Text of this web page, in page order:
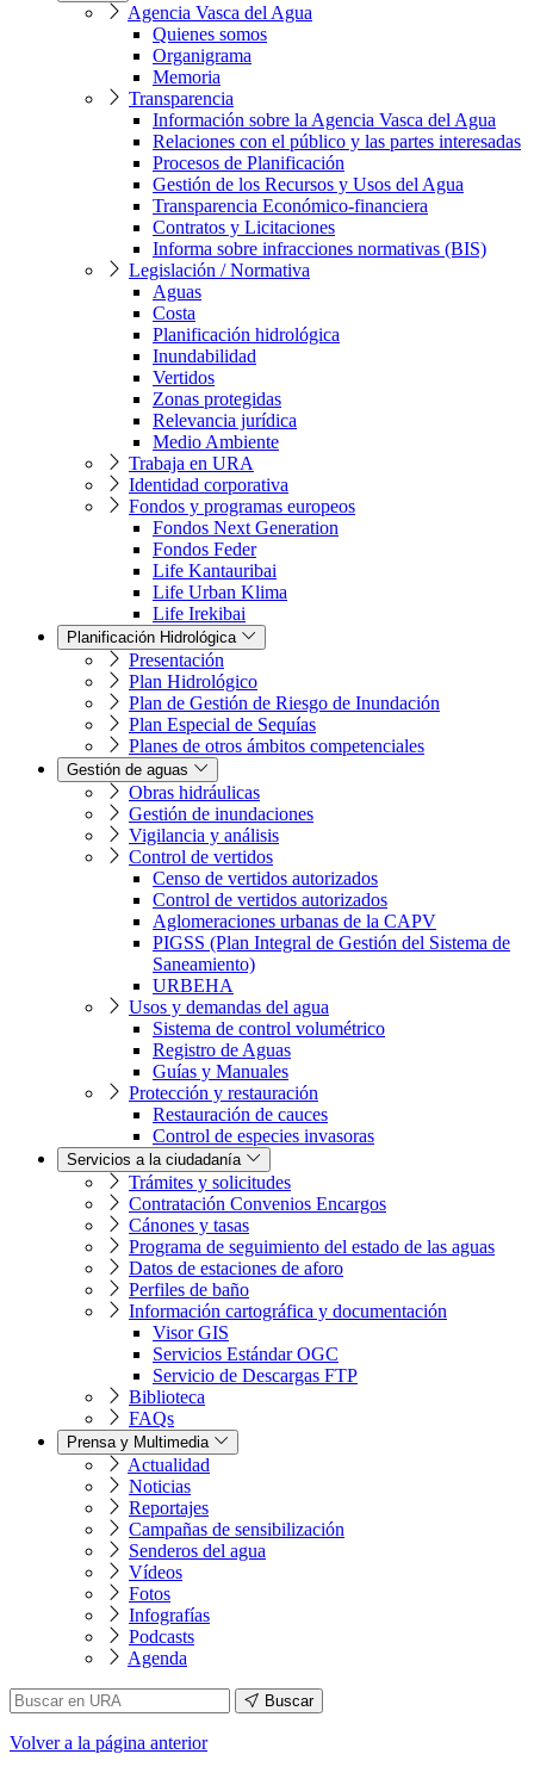
Agencia Vasca del Agua
Quienes somos
Organigrama
Memoria
Transparencia
Información sobre la Agencia Vasca del Agua
Relaciones con el público y las partes interesadas
Procesos de Planificación
Gestión de los Recursos y Usos del Agua
Transparencia Económico-financiera
Contratos y Licitaciones
Informa sobre infracciones normativas (BIS)
Legislación / Normativa
Aguas
Costa
Planificación hidrológica
Inundabilidad
Vertidos
Zonas protegidas
Relevancia jurídica
Medio Ambiente
Trabaja en URA
Identidad corporativa
Fondos y programas europeos
Fondos Next Generation
Fondos Feder
Life Kantauribai
Life Urban Klima
Life Irekibai
Planificación Hidrológica
Presentación
Plan Hidrológico
Plan de Gestión de Riesgo de Inundación
Plan Especial de Sequías
Planes de otros ámbitos competenciales
Gestión de aguas
Obras hidráulicas
Gestión de inundaciones
Vigilancia y análisis
Control de vertidos
Censo de vertidos autorizados
Control de vertidos autorizados
Aglomeraciones urbanas de la CAPV
PIGSS (Plan Integral de Gestión del Sistema de
Saneamiento)
URBEHA
Usos y demandas del agua
Sistema de control volumétrico
Registro de Aguas
Guías y Manuales
Protección y restauración
Restauración de cauces
Control de especies invasoras
Servicios a la ciudadanía
Trámites y solicitudes
Contratación Convenios Encargos
Cánones y tasas
Programa de seguimiento del estado de las aguas
Datos de estaciones de aforo
Perfiles de baño
Información cartográfica y documentación
Visor GIS
Servicios Estándar OGC
Servicio de Descargas FTP
Biblioteca
FAQs
Prensa y Multimedia
Actualidad
Noticias
Reportajes
Campañas de sensibilización
Senderos del agua
Vídeos
Fotos
Infografías
Podcasts
Agenda
Buscar
Volvera la página anterior